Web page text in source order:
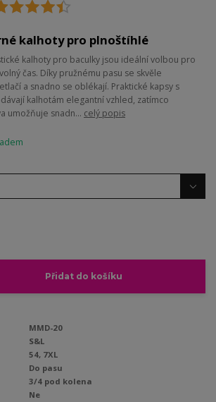
kalhoty pro plnoštíhlé
kalhoty pro baculky jsou ideální volbou pro
čas. Díky pružnému pasu se skvěle
a snadno se oblékají. Praktické kapsy s
kalhotám elegantní vzhled, zatímco
umožňuje snadn... celý popis
Přidat do košíku
MMD-20
S&L
54, 7XL
Do pasu
3/4 pod kolena
Ne